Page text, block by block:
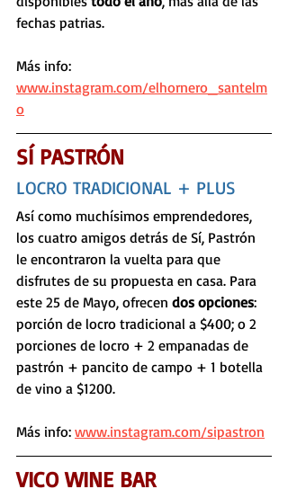
fechas patrias.
Más info:
www.instagram.com/elhornero_santelm
o
SÍ PASTRÓN
LOCRO TRADICIONAL + PLUS
Así como muchísimos emprendedores,
los cuatro amigos detrás de Sí, Pastrón
le encontraron la vuelta para que
disfrutes de su propuesta en casa. Para
este 25 de Mayo, ofrecen dos opciones:
porción de locro tradicional a $400; o 2
porciones de locro + 2 empanadas de
pastrón + pancito de campo + 1 botella
de vino a $1200.
Más info: www.instagram.com/sipastron
VICO WINE BAR